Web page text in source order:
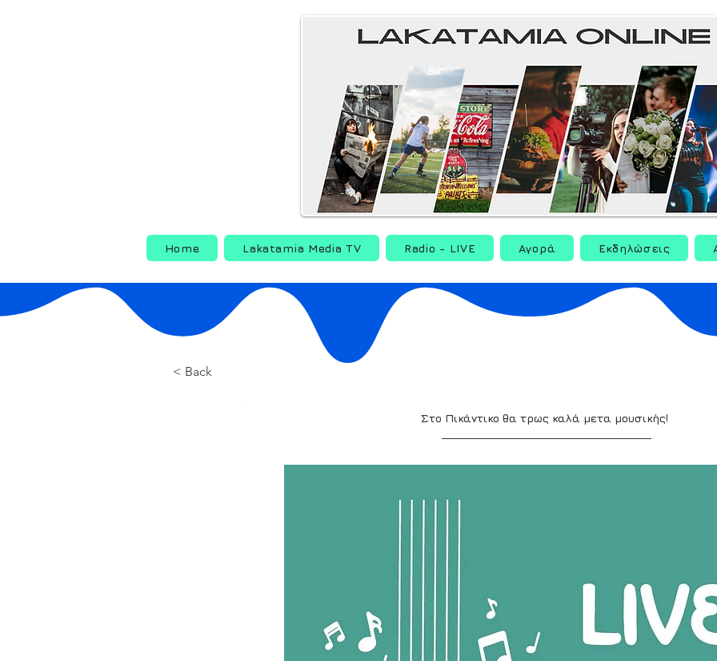
Home Lakatamia Media TV Radio - LIVE Αγορά Εκδηλώσεις
< Back
Στο Πικάντικο θα τρως καλά μετα μουσικής!